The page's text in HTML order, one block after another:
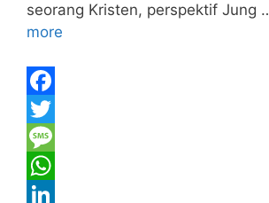
seorang Kristen, perspektif Jung
more
F
a
c
e
T
w
M
eW